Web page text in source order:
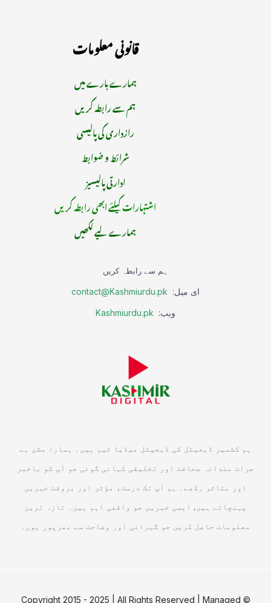
قانونی معلومات
ہمارے بارے میں
ہم سے رابطہ کریں
رازداری کی پالیسی
شرائط و ضوابط
ادارتی پالیسیز
اشتہارات کیلئے ابھی رابطہ کریں
ہمارے لیے لکھیں
ہم سے رابطہ کریں
ای میل: contact@Kashmiurdu.pk
ویب: Kashmiurdu.pk
ہم کشمیر ڈیجیٹل کی ڈیجیٹل میڈیا ٹیم ہیں۔ ہمارا مشن ہے
جرات مندانہ صحافت اور تخلیقی کہانی گوئی جو آپ کو باخبر
اور متاثر رکھے۔ ہم آپ تک درست، مؤثر اور بروقت خبریں
پہنچاتے ہیں, ایسی خبریں جو واقعی اہم ہیں۔ تازہ ترین
معلومات حاصل کریں جو گہرائی اور وضاحت سے بھرپور ہوں۔
© Copyright 2015 - 2025 | All Rights Reserved | Managed